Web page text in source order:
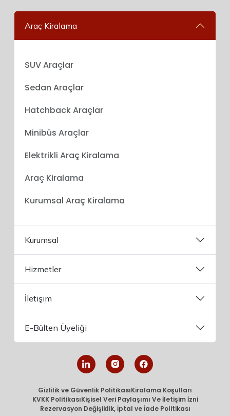
Araç Kiralama
SUV Araçlar
Sedan Araçlar
Hatchback Araçlar
Minibüs Araçlar
Elektrikli Araç Kiralama
Araç Kiralama
Kurumsal Araç Kiralama
Kurumsal
Hizmetler
İletişim
E-Bülten Üyeliği
Gizlilik ve Güvenlik PolitikasıKiralama Koşulları
KVKK PolitikasıKişisel Veri Paylaşımı Ve İletişim İzni
Rezervasyon Değişiklik, İptal ve İade Politikası